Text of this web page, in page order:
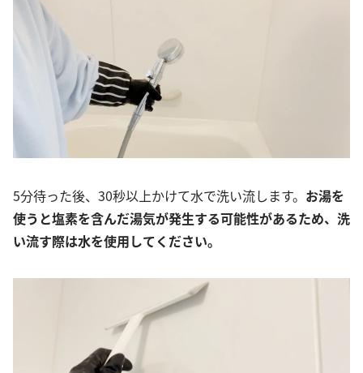
5分待った後、30秒以上かけて水で洗い流します。 お湯を
使うと塩素を含んだ湯気が発生する可能性があるため、洗
い流す際は水を使用してください。